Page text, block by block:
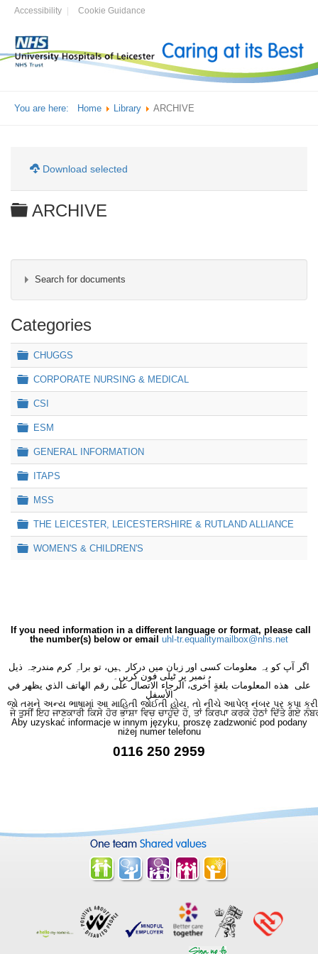
Accessibility Cookie Guidance
You are here: Home Library ARCHIVE
Download selected
Folder
ARCHIVE
Search for documents
×ARCHIVE
Categories
Folder
CHUGGS
Folder
CORPORATE NURSING & MEDICAL
Folder
CSI
Folder
ESM
Folder
GENERAL INFORMATION
Folder
ITAPS
Folder
MSS
Folder
THE LEICESTER, LEICESTERSHIRE & RUTLAND ALLIANCE
Folder
WOMEN'S & CHILDREN'S
If you need information in a different language or format, please call
the number(s) below or email uhl-tr.equalitymailbox@nhs.net
اگر آپ کو یہ معلومات کسی اور زبان میں درکار ہیں، تو براہِ کرم مندرجہ ذیل
نمبر پر ٹیلی فون کریں۔
على هذه المعلومات بلغةٍ أُخرى، الرجاء الاتصال على رقم الهاتف الذي يظهر في
الأسفل
જો તમને અન્ય ભાષામાં આ માહિતી જોઈતી હોય, તો નીચે આપેલ નંબર પર કૃપા કરી
ਜੇ ਤੁਸੀਂ ਇਹ ਜਾਣਕਾਰੀ ਕਿਸੇ ਹੋਰ ਭਾਸ਼ਾ ਵਿਚ ਚਾਹੁੰਦੇ ਹੋ, ਤਾਂ ਕਿਰਪਾ ਕਰਕੇ ਹੇਠਾਂ ਦਿੱਤੇ ਗਏ
Aby uzyskać informacje w innym języku, proszę zadzwonić pod podany
niżej numer telefonu
0116 250 2959